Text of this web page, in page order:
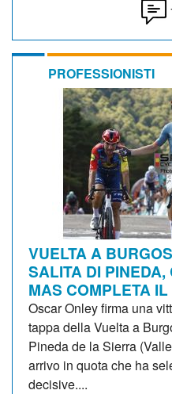
PROFESSIONISTI
VUELTA A
SALITA DI
MAS COMPLETA
Oscar Onley firma una
tappa della Vuelta a
Pineda de la Sierra
arrivo in quota che ha
decisive....